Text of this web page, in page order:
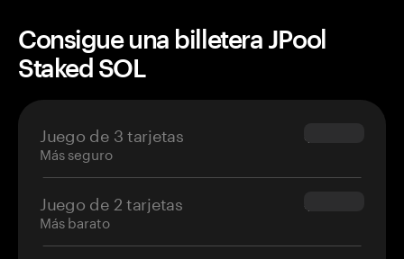
Consigue una billetera JPool
Staked SOL
Juego de 3 tarjetas
Más seguro
$69.90
Juego de 2 tarjetas
Más barato
$54.90